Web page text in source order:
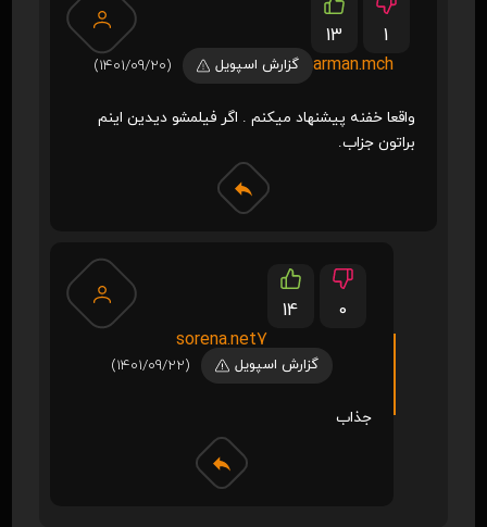
13
1
arman.mch
گزارش اسپویل (1401/09/20)
واقعا خفنه پیشنهاد میکنم . اگر فیلمشو دیدین اینم
براتون جزاب.
14
0
sorena.net7
گزارش اسپویل (1401/09/22)
جذاب